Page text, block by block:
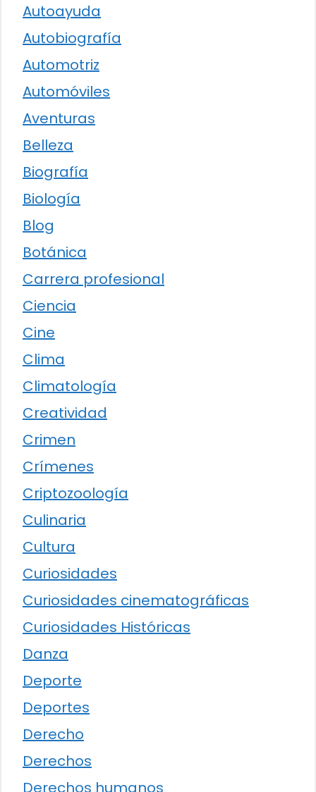
Autoayuda
Autobiografía
Automotriz
Automóviles
Aventuras
Belleza
Biografía
Biología
Blog
Botánica
Carrera profesional
Ciencia
Cine
Clima
Climatología
Creatividad
Crimen
Crímenes
Criptozoología
Culinaria
Cultura
Curiosidades
Curiosidades cinematográficas
Curiosidades Históricas
Danza
Deporte
Deportes
Derecho
Derechos
Derechos humanos